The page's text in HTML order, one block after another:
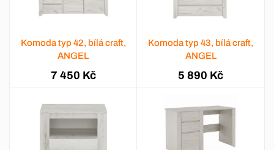
Komoda typ 42, bílá craft,
ANGEL
7 450 Kč
Komoda typ 43, bílá craft,
ANGEL
5 890 Kč